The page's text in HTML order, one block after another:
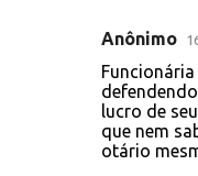
Anônimo
lucro de
que nem
otário